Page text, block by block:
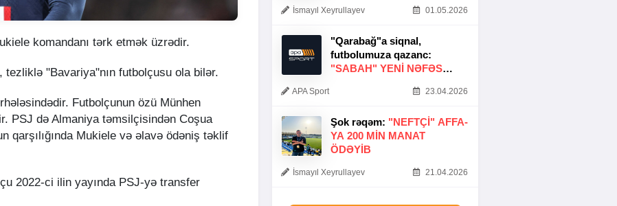
komandanı tərk etmək üzrədir.
"Bavariya"nın futbolçusu ola bilər.
Futbolçunun özü Münhen
PSJ də Almaniya təmsilçisindən Coşua
qarşılığında Mukiele və əlavə ödəniş təklif
2022-ci ilin yayında PSJ-yə transfer
İsmayıl Xeyrullayev 01.05.2026
"Qarabağ"a siqnal,
futbolumuza qazanc:
"SABAH" YENI NƏFƏS
APA Sport 23.04.2026
Şok rəqəm: "NEFTÇI" AFFA-
YA 200 MIN MANAT
ÖDƏYIB
İsmayıl Xeyrullayev 21.04.2026